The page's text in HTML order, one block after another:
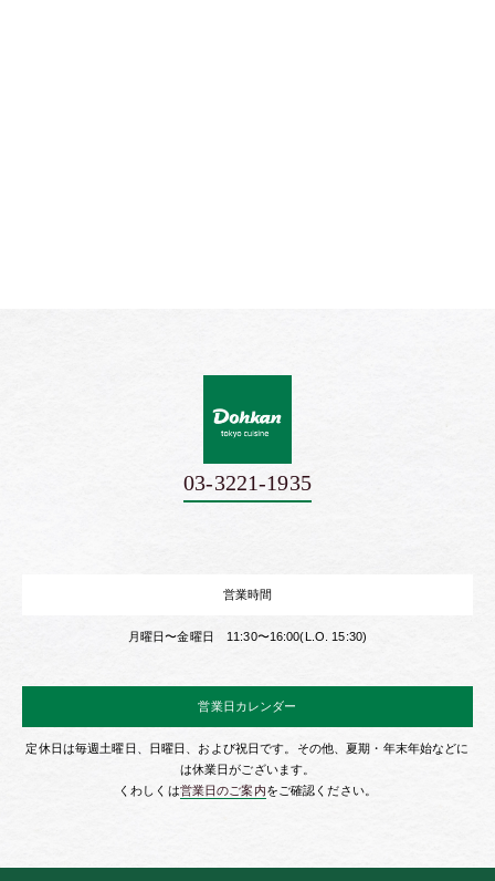
03-3221-1935
営業時間
月曜日〜金曜日 11:30〜16:00(L.O. 15:30)
営業日カレンダー
定休日は毎週土曜日、日曜日、および祝日です。その他、夏期・年末年始などに
は休業日がございます。
くわしくは営業日のご案内をご確認ください。